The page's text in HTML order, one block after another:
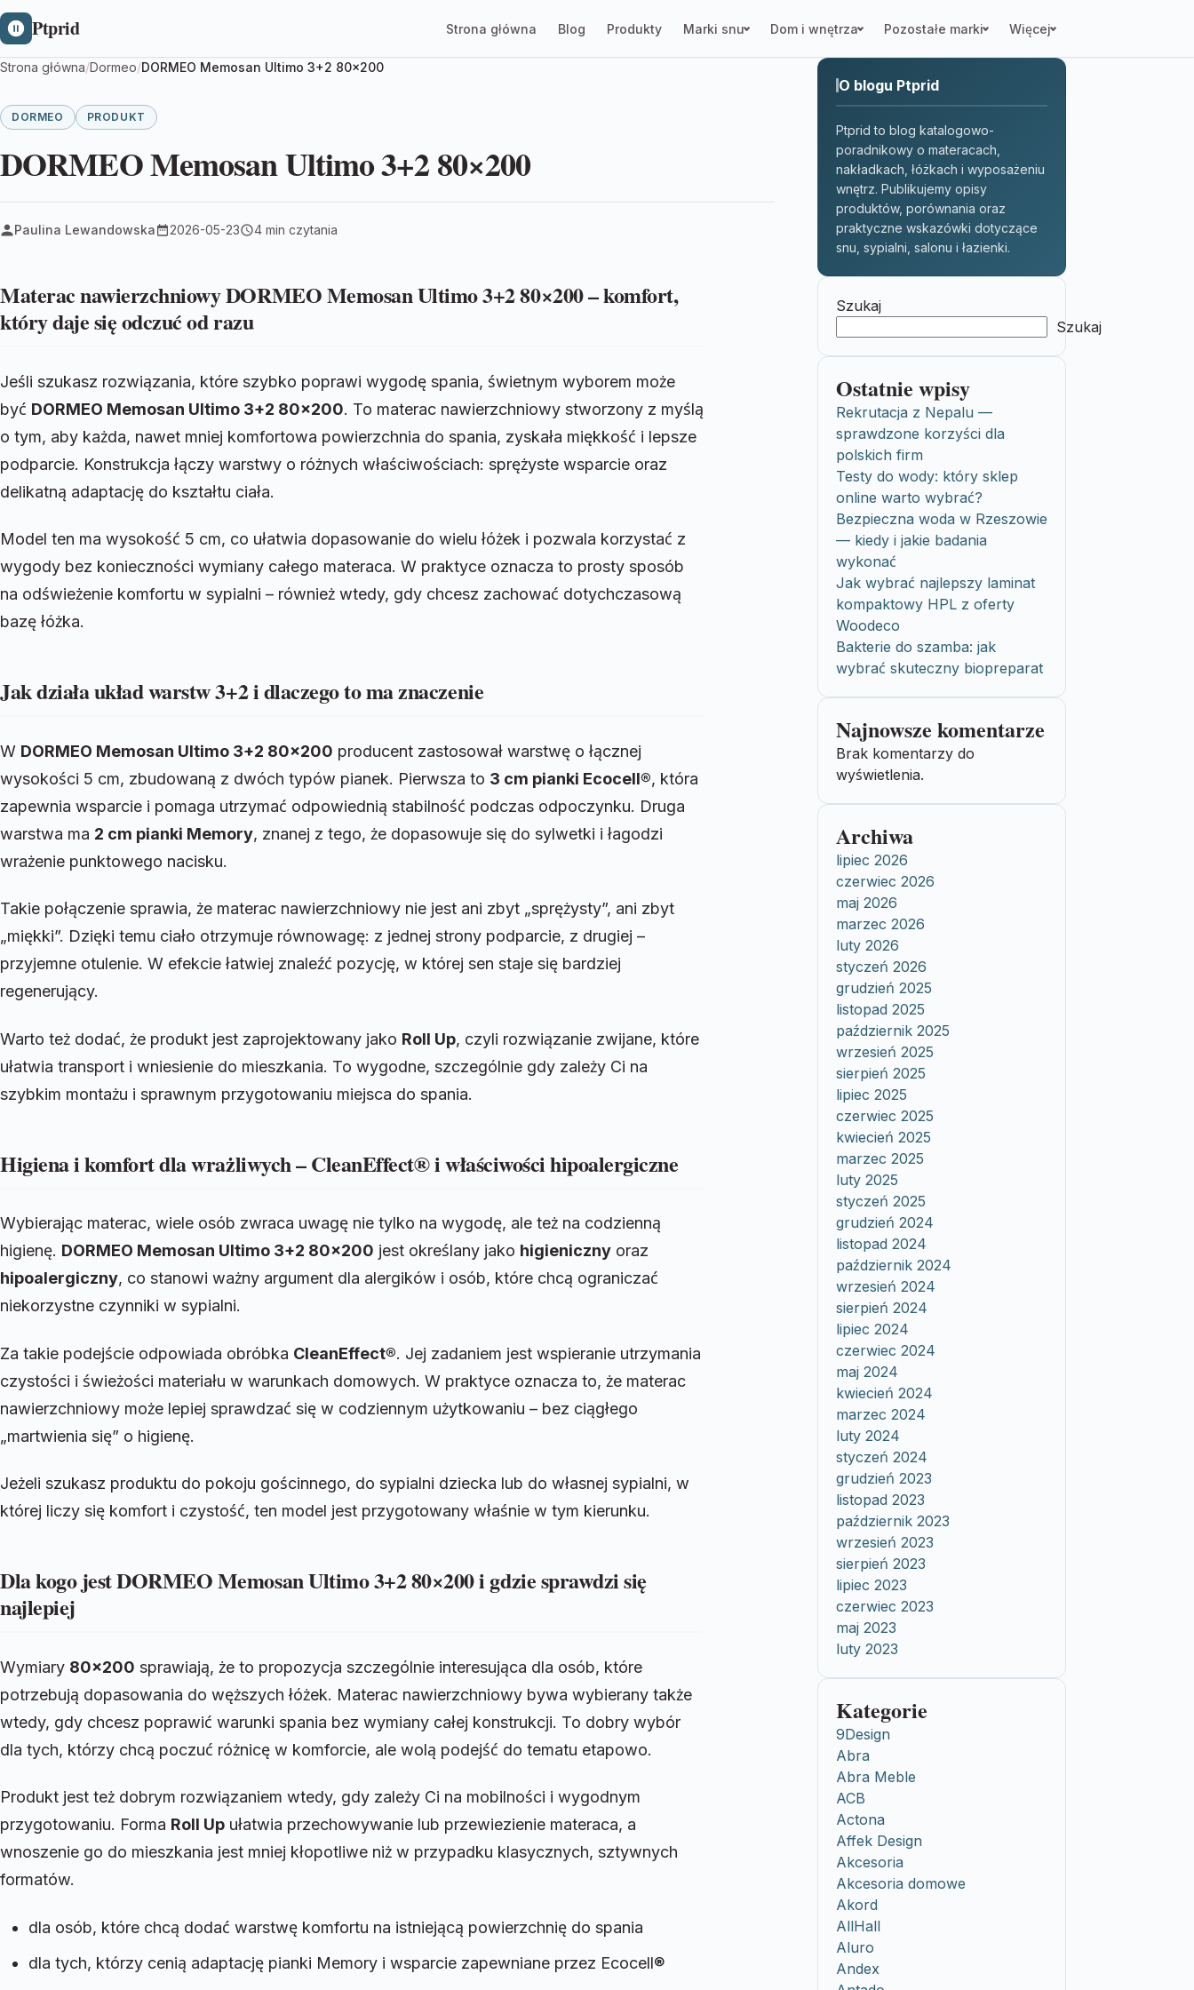
Ptprid Strona główna Blog Produkty Marki snu Dom i wnętrza Pozostałe marki Więcej
Strona główna/Dormeo/DORMEO Memosan Ultimo 3+2 80×200
DORMEO PRODUKT
DORMEO Memosan Ultimo 3+2 80×200
Paulina Lewandowska 2026-05-23 4 min czytania
Materac nawierzchniowy DORMEO Memosan Ultimo 3+2 80×200 – komfort,
który daje się odczuć od razu
Jeśli szukasz rozwiązania, które szybko poprawi wygodę spania, świetnym wyborem może
być DORMEO Memosan Ultimo 3+2 80×200. To materac nawierzchniowy stworzony z myślą
o tym, aby każda, nawet mniej komfortowa powierzchnia do spania, zyskała miękkość i lepsze
podparcie. Konstrukcja łączy warstwy o różnych właściwościach: sprężyste wsparcie oraz
delikatną adaptację do kształtu ciała.
Model ten ma wysokość 5 cm, co ułatwia dopasowanie do wielu łóżek i pozwala korzystać z
wygody bez konieczności wymiany całego materaca. W praktyce oznacza to prosty sposób
na odświeżenie komfortu w sypialni – również wtedy, gdy chcesz zachować dotychczasową
bazę łóżka.
Jak działa układ warstw 3+2 i dlaczego to ma znaczenie
W DORMEO Memosan Ultimo 3+2 80×200 producent zastosował warstwę o łącznej
wysokości 5 cm, zbudowaną z dwóch typów pianek. Pierwsza to 3 cm pianki Ecocell®, która
zapewnia wsparcie i pomaga utrzymać odpowiednią stabilność podczas odpoczynku. Druga
warstwa ma 2 cm pianki Memory, znanej z tego, że dopasowuje się do sylwetki i łagodzi
wrażenie punktowego nacisku.
Takie połączenie sprawia, że materac nawierzchniowy nie jest ani zbyt „sprężysty”, ani zbyt
„miękki”. Dzięki temu ciało otrzymuje równowagę: z jednej strony podparcie, z drugiej –
przyjemne otulenie. W efekcie łatwiej znaleźć pozycję, w której sen staje się bardziej
regenerujący.
Warto też dodać, że produkt jest zaprojektowany jako Roll Up, czyli rozwiązanie zwijane, które
ułatwia transport i wniesienie do mieszkania. To wygodne, szczególnie gdy zależy Ci na
szybkim montażu i sprawnym przygotowaniu miejsca do spania.
Higiena i komfort dla wrażliwych – CleanEffect® i właściwości hipoalergiczne
Wybierając materac, wiele osób zwraca uwagę nie tylko na wygodę, ale też na codzienną
higienę. DORMEO Memosan Ultimo 3+2 80×200 jest określany jako higieniczny oraz
hipoalergiczny, co stanowi ważny argument dla alergików i osób, które chcą ograniczać
niekorzystne czynniki w sypialni.
Za takie podejście odpowiada obróbka CleanEffect®. Jej zadaniem jest wspieranie utrzymania
czystości i świeżości materiału w warunkach domowych. W praktyce oznacza to, że materac
nawierzchniowy może lepiej sprawdzać się w codziennym użytkowaniu – bez ciągłego
„martwienia się” o higienę.
Jeżeli szukasz produktu do pokoju gościnnego, do sypialni dziecka lub do własnej sypialni, w
której liczy się komfort i czystość, ten model jest przygotowany właśnie w tym kierunku.
Dla kogo jest DORMEO Memosan Ultimo 3+2 80×200 i gdzie sprawdzi się
najlepiej
Wymiary 80×200 sprawiają, że to propozycja szczególnie interesująca dla osób, które
potrzebują dopasowania do węższych łóżek. Materac nawierzchniowy bywa wybierany także
wtedy, gdy chcesz poprawić warunki spania bez wymiany całej konstrukcji. To dobry wybór
dla tych, którzy chcą poczuć różnicę w komforcie, ale wolą podejść do tematu etapowo.
Produkt jest też dobrym rozwiązaniem wtedy, gdy zależy Ci na mobilności i wygodnym
przygotowaniu. Forma Roll Up ułatwia przechowywanie lub przewiezienie materaca, a
wnoszenie go do mieszkania jest mniej kłopotliwe niż w przypadku klasycznych, sztywnych
formatów.
dla osób, które chcą dodać warstwę komfortu na istniejącą powierzchnię do spania
dla tych, którzy cenią adaptację pianki Memory i wsparcie zapewniane przez Ecocell®
O blogu Ptprid
Ptprid to blog katalogowo-
poradnikowy o materacach,
nakładkach, łóżkach i wyposażeniu
wnętrz. Publikujemy opisy
produktów, porównania oraz
praktyczne wskazówki dotyczące
snu, sypialni, salonu i łazienki.
Szukaj
Szukaj
Ostatnie wpisy
Rekrutacja z Nepalu —
sprawdzone korzyści dla
polskich firm
Testy do wody: który sklep
online warto wybrać?
Bezpieczna woda w Rzeszowie
— kiedy i jakie badania
wykonać
Jak wybrać najlepszy laminat
kompaktowy HPL z oferty
Woodeco
Bakterie do szamba: jak
wybrać skuteczny biopreparat
Najnowsze komentarze
Brak komentarzy do
wyświetlenia.
Archiwa
lipiec 2026
czerwiec 2026
maj 2026
marzec 2026
luty 2026
styczeń 2026
grudzień 2025
listopad 2025
październik 2025
wrzesień 2025
sierpień 2025
lipiec 2025
czerwiec 2025
kwiecień 2025
marzec 2025
luty 2025
styczeń 2025
grudzień 2024
listopad 2024
październik 2024
wrzesień 2024
sierpień 2024
lipiec 2024
czerwiec 2024
maj 2024
kwiecień 2024
marzec 2024
luty 2024
styczeń 2024
grudzień 2023
listopad 2023
październik 2023
wrzesień 2023
sierpień 2023
lipiec 2023
czerwiec 2023
maj 2023
luty 2023
Kategorie
9Design
Abra
Abra Meble
ACB
Actona
Affek Design
Akcesoria
Akcesoria domowe
Akord
AllHall
Aluro
Andex